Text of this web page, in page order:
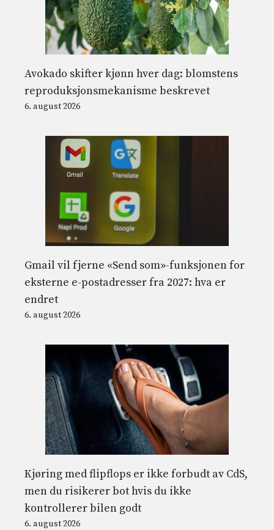
Avokado skifter kjønn hver dag: blomstens
reproduksjonsmekanisme beskrevet
6. august 2026
Gmail vil fjerne «Send som»-funksjonen for
eksterne e-postadresser fra 2027: hva er
endret
6. august 2026
Kjøring med flipflops er ikke forbudt av CdS,
men du risikerer bot hvis du ikke
kontrollerer bilen godt
6. august 2026